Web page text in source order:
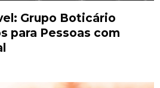
Grupo Boticário
para Pessoas com